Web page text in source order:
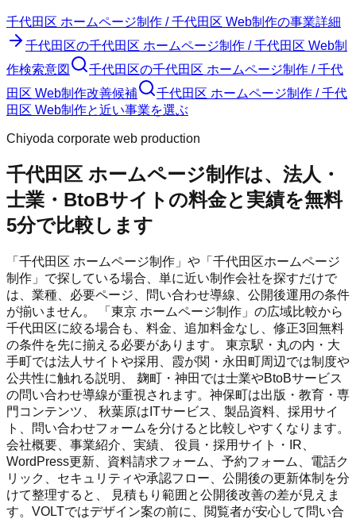
千代田区 ホームページ制作 / 千代田区 Web制作の事業詳細
千代田区の千代田区 ホームページ制作 / 千代田区 Web制
作検索意図 千代田区の千代田区 ホームページ制作 / 千代
田区 Web制作改善候補
千代田区 ホームページ制作 / 千代
田区 Web制作と近い事業を選ぶ
Chiyoda corporate web production
千代田区 ホームページ制作は、法人・
士業・BtoBサイトの料金と実績を無料
5分で比較します
「千代田区 ホームページ制作」や「千代田区ホームページ
制作」で探している場合、単に近い制作会社を探すだけで
は、業種、必要ページ、問い合わせ導線、公開後運用の条件
が揃いません。 「東京 ホームページ制作」の広域比較から
千代田区に絞る場合も、料金、追加料金なし、修正3回無料
の条件を先に揃える必要があります。 東京駅・丸の内・大
手町では法人サイトや採用、霞が関・永田町周辺では制度や
公共性に触れる説明、 麹町・神田では士業やBtoBサービス
の問い合わせ導線が重視されます。神保町は出版・教育・専
門コンテンツ、 秋葉原はITサービス、製品資料、採用サイ
ト、問い合わせフォームを分けると比較しやすくなります。
会社概要、事業紹介、実績、 役員・採用サイト・IR、
WordPress更新、資料請求フォーム、予約フォーム、電話ク
リック、セキュリティや承認フロー、公開後の更新体制を分
けて整理すると、 見積もり範囲と公開後改善の差が見えま
す。VOLTではデザイン案の前に、閲覧者が安心して問い合